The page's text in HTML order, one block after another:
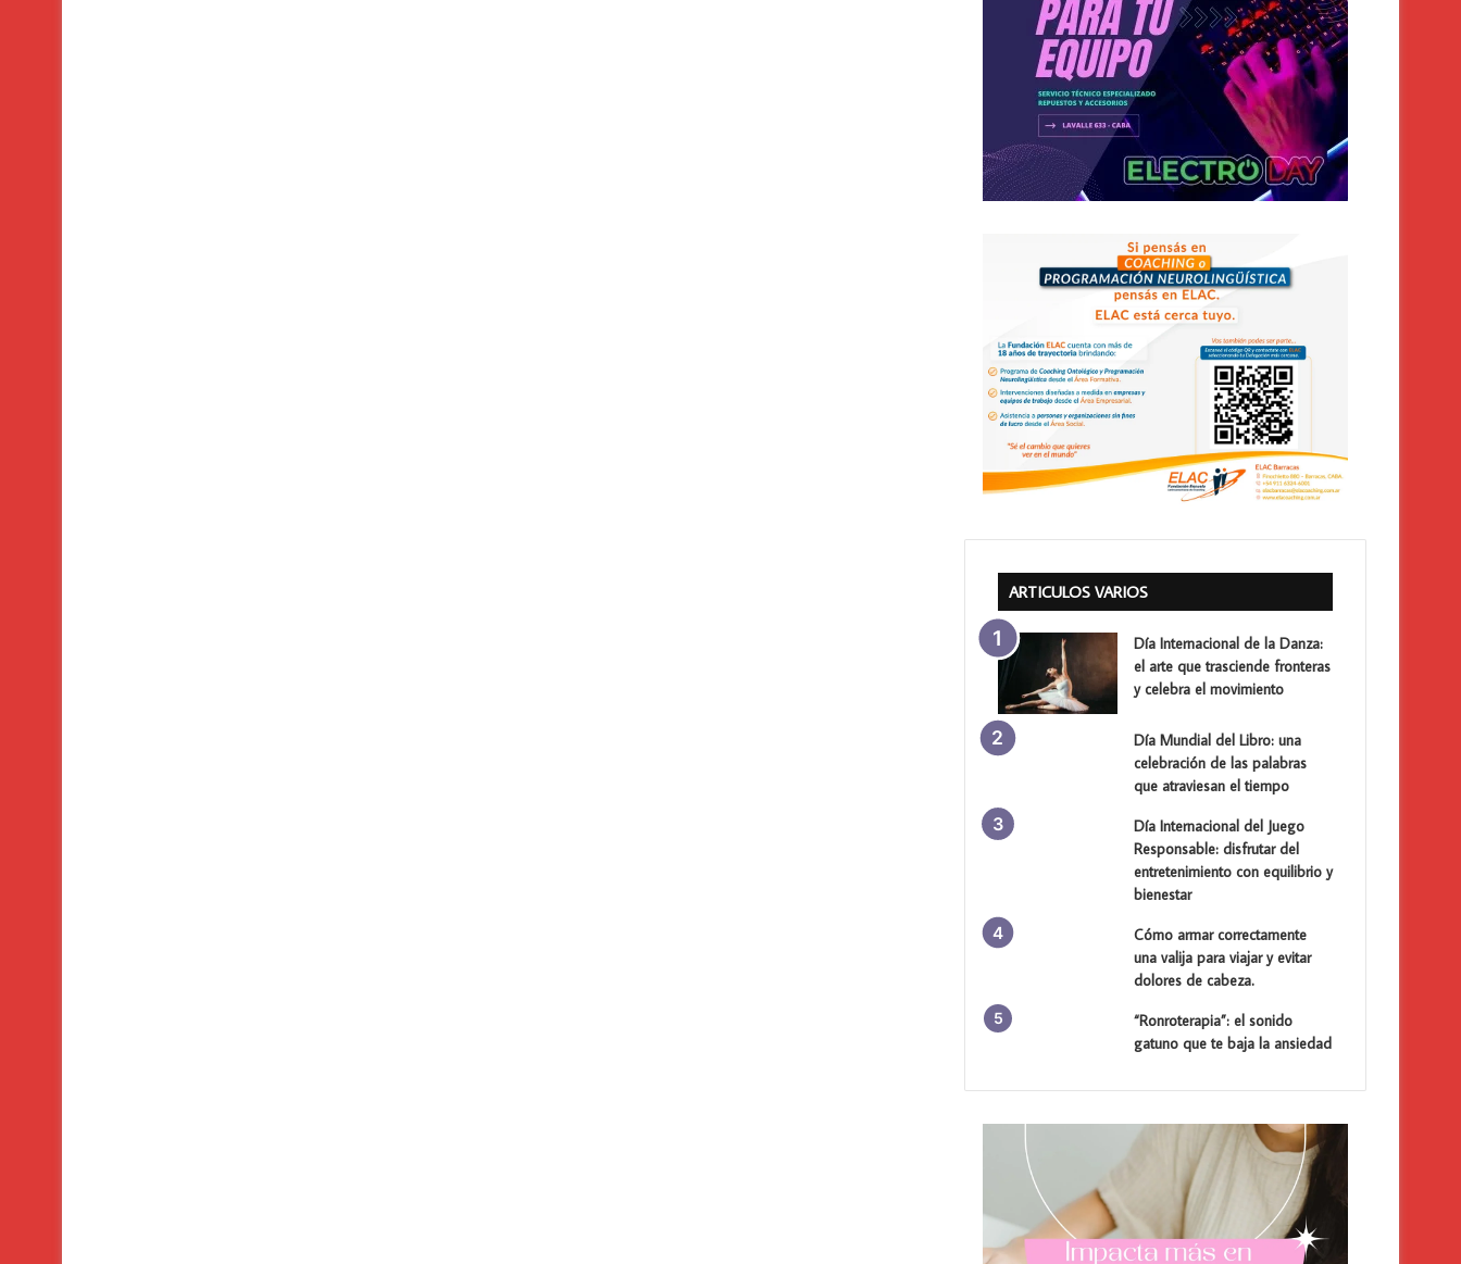
ARTICULOS VARIOS
Día Internacional de la Danza:
el arte que trasciende fronteras
y celebra el movimiento
Día Mundial del Libro: una
celebración de las palabras
que atraviesan el tiempo
Día Internacional del Juego
Responsable: disfrutar del
entretenimiento con equilibrio y
bienestar
Cómo armar correctamente
una valija para viajar y evitar
dolores de cabeza.
“Ronroterapia”: el sonido
gatuno que te baja la ansiedad